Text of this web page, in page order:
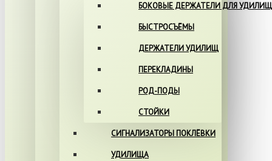
БОКОВЫЕ ДЕРЖАТЕЛИ ДЛЯ УДИЛИЩ
БЫСТРОСЪЁМЫ
ДЕРЖАТЕЛИ УДИЛИЩ
ПЕРЕКЛАДИНЫ
РОД-ПОДЫ
СТОЙКИ
СИГНАЛИЗАТОРЫ ПОКЛЁВКИ
УДИЛИЩА